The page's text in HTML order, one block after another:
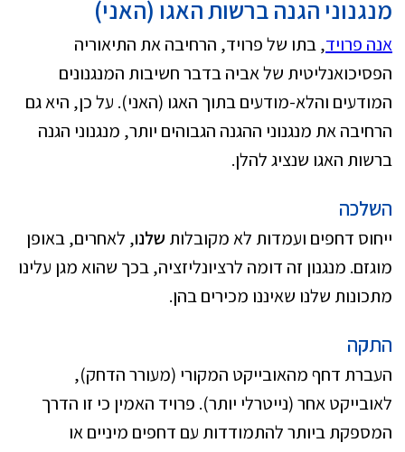
מנגנוני הגנה ברשות האגו (האני)
אנה פרויד, בתו של פרויד, הרחיבה את התיאוריה
הפסיכואנליטית של אביה בדבר חשיבות המנגנונים
המודעים והלא-מודעים בתוך האגו (האני). על כן, היא גם
הרחיבה את מנגנוני ההגנה הגבוהים יותר, מנגנוני הגנה
ברשות האגו שנציג להלן.
השלכה
ייחוס דחפים ועמדות לא מקובלות שלנו, לאחרים, באופן
מוגזם. מנגנון זה דומה לרציונליזציה, בכך שהוא מגן עלינו
מתכונות שלנו שאיננו מכירים בהן.
התקה
העברת דחף מהאובייקט המקורי (מעורר הדחק),
לאובייקט אחר (נייטרלי יותר). פרויד האמין כי זו הדרך
המספקת ביותר להתמודדות עם דחפים מיניים או